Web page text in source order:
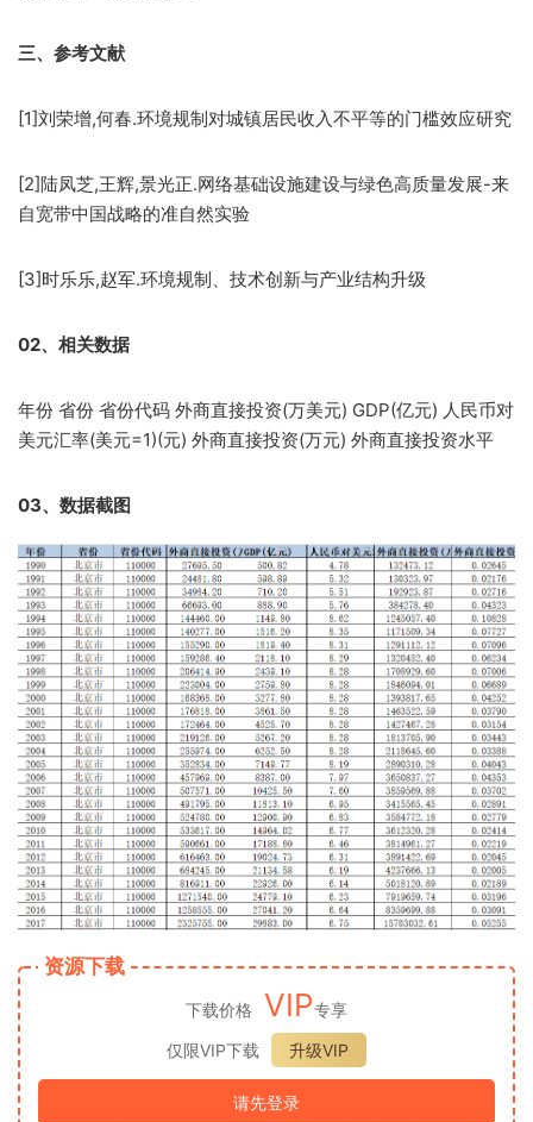
三、参考文献
[1]刘荣增,何春.环境规制对城镇居民收入不平等的门槛效应研究
[2]陆凤芝,王辉,景光正.网络基础设施建设与绿色高质量发展-来
自宽带中国战略的准自然实验
[3]时乐乐,赵军.环境规制、技术创新与产业结构升级
02、相关数据
年份 省份 省份代码 外商直接投资(万美元) GDP(亿元) 人民币对
美元汇率(美元=1)(元) 外商直接投资(万元) 外商直接投资水平
03、数据截图
资源下载
下载价格 VIP专享
仅限VIP下载
升级VIP
请先登录